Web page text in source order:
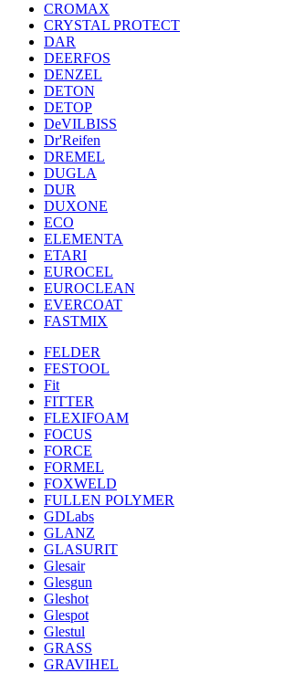
CROMAX
CRYSTAL PROTECT
DAR
DEERFOS
DENZEL
DETON
DETOP
DeVILBISS
Dr'Reifen
DREMEL
DUGLA
DUR
DUXONE
ECO
ELEMENTA
ETARI
EUROCEL
EUROCLEAN
EVERCOAT
FASTMIX
FELDER
FESTOOL
Fit
FITTER
FLEXIFOAM
FOCUS
FORCE
FORMEL
FOXWELD
FULLEN POLYMER
GDLabs
GLANZ
GLASURIT
Glesair
Glesgun
Gleshot
Glespot
Glestul
GRASS
GRAVIHEL